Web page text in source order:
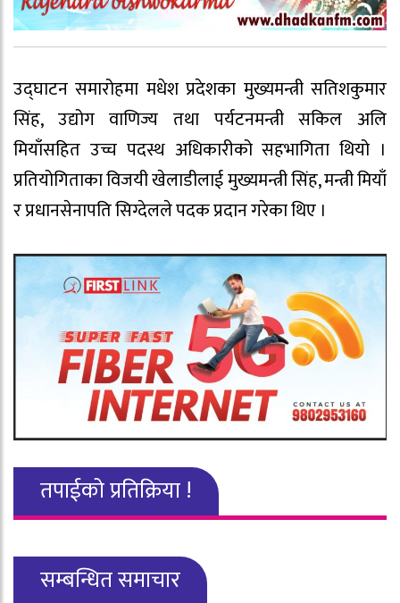
उद्घाटन समारोहमा मधेश प्रदेशका मुख्यमन्त्री सतिशकुमार
सिंह, उद्योग वाणिज्य तथा पर्यटनमन्त्री सकिल अलि
मियाँसहित उच्च पदस्थ अधिकारीको सहभागिता थियो ।
प्रतियोगिताका विजयी खेलाडीलाई मुख्यमन्त्री सिंह, मन्त्री मियाँ
र प्रधानसेनापति सिग्देलले पदक प्रदान गरेका थिए ।
तपाईको प्रतिक्रिया !
सम्बन्धित समाचार